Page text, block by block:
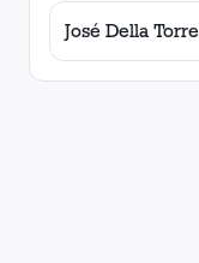
José Della Torre